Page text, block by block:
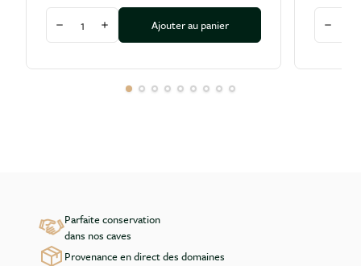
Diminuer la quantité
Augmenter la quantité
Ajouter au panier
Parfaite conservation
dans nos caves
Provenance en direct des domaines